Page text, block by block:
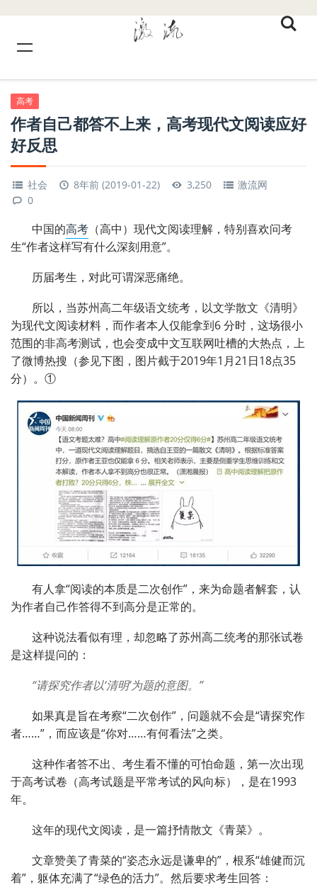
高考
作者自己都答不上来，高考现代文阅读应好
好反思
社会 8年前 (2019-01-22) 3,250
激流网
0
中国的高考 （高中）现代文阅读理解，特别喜欢问考
生“作者这样写有什么深刻用意”。
历届考生，对此可谓深恶痛绝。
所以，当苏州高二年级语文统考，以文学散文《清明》
为现代文阅读材料，而作者本人仅能拿到6 分时，这场很小
范围的非高考测试，也会变成中文互联网吐槽的大热点，上
了微博热搜（参见下图，图片截于2019年1月21日18点35
分）。①
有人拿“阅读的本质是二次创作”，来为命题者解套，认
为作者自己作答得不到高分是正常的。
这种说法看似有理，却忽略了苏州高二统考的那张试卷
是这样提问的：
“请探究作者以‘清明’为题的意图。”
如果真是旨在考察“二次创作”，问题就不会是“请探究作
者……”，而应该是“你对……有何看法”之类。
这种作者答不出、考生看不懂的可怕命题，第一次出现
于高考试卷（高考试题是平常考试的风向标），是在1993
年。
这年的现代文阅读，是一篇抒情散文《青菜》。
文章赞美了青菜的“姿态永远是谦卑的”，根系“雄健而沉
着”，躯体充满了“绿色的活力”。然后要求考生回答：